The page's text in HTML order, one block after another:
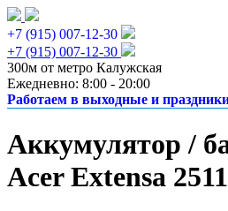
+7 (915) 007-12-30
+7 (915) 007-12-30
300м от метро Калужская
Ежедневно: 8:00 - 20:00
Работаем в выходные и
Аккумулятор /
Acer Extensa